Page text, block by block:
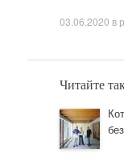
03.06.2020 в
Читайте